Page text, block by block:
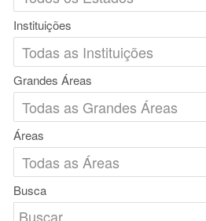
Instituições
Grandes Áreas
Áreas
Busca